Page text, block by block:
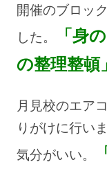
開催のブロッ
した。
「身
の整理整頓」
月見校のエア
りがけに行い
気分がいい。